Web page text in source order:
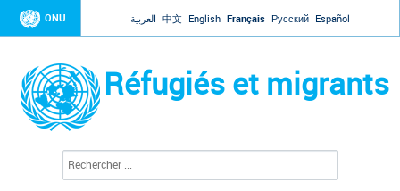
Jump to navigation
ONU العربية 中文 English Français Русский Español
Réfugiés et migrants
c